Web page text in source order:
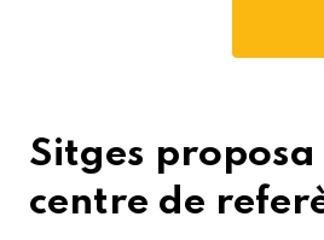
Sitges proposa
centre de